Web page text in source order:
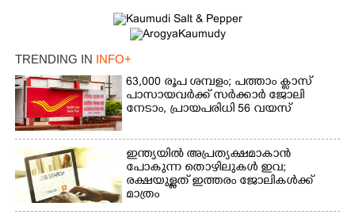
TRENDING IN INFO+
63,000 രൂപ ശമ്പളം; പത്താം ക്ലാസ്
പാസായവർക്ക് സർക്കാർ ജോലി
നേടാം, പ്രായപരിധി 56 വയസ്
ഇന്ത്യയിൽ അപ്രത്യക്ഷമാകാൻ
പോകുന്ന തൊഴിലുകൾ ഇവ;
രക്ഷയുള്ളത് ഇത്തരം ജോലികൾക്ക്
മാത്രം